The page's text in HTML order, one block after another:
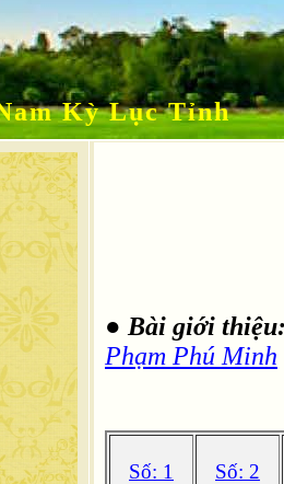
Kỳ Lục Tỉnh
● Bài giới
Phạm Phú Minh
Số: 1 Số: 2